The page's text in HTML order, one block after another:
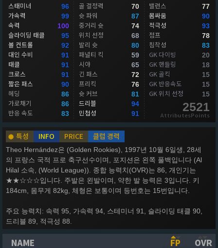
스태미너 96
가속력 99
속력 100
슬라이딩 태클 95
볼 컨트롤 92
대인 수비 91
태클 91
크로스 91
짧은 패스 90
헤딩 86
가로채기 86
반응 속도 83
골 결정력 70
슛 파워 87
중거리 슛 74
위치 선정 68
발리 슛 80
패널티 킥 59
시야 65
긴 패스 72
프리킥 76
슛 커브 81
드리블 94
민첩성 91
밸런스 77
몸싸움 90
적극성 93
점프 78
침착성 83
GK 다이빙 20
GK 핸들링 18
GK 골킥 15
GK 반응속도 15
GK 위치 선정 15
2521
AttributesPoints
특성 INFO PRICE 클럽 경력
Theo Hernández은 (Golden Rookies), 1997년 10월 6일생, 28세
의 프랑스 국적 프로 축구선수이며, 포지션은 왼쪽 풀백입니다 (Al
Hilal 소속, (World League)). 종합 능력치(OVR)는 86, 개인기는
★★☆☆☆입니다. 주발은 왼발이며, 약한 발 능력은 3입니다. 키
184cm, 몸무게 82kg, 체형은 보통이며 등번호는 15번입니다.
주요 능력치: 속력 95, 가속력 94, 스테미너 91, 슬라이딩 태클 90,
드리블 89, 적극성 88.
NAME
FP
OVR